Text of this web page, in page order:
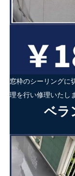
窓枠のシーリングに
理を行い修理いたし
ベラ